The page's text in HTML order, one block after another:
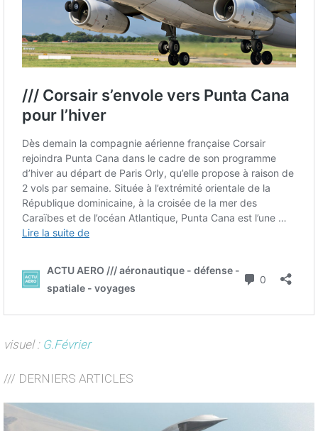
visuel : G.Février
/// DERNIERS ARTICLES